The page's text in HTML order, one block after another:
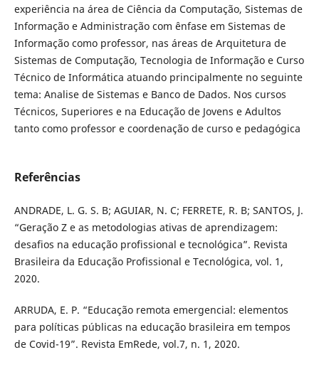
experiência na área de Ciência da Computação, Sistemas de
Informação e Administração com ênfase em Sistemas de
Informação como professor, nas áreas de Arquitetura de
Sistemas de Computação, Tecnologia de Informação e Curso
Técnico de Informática atuando principalmente no seguinte
tema: Analise de Sistemas e Banco de Dados. Nos cursos
Técnicos, Superiores e na Educação de Jovens e Adultos
tanto como professor e coordenação de curso e pedagógica
Referências
ANDRADE, L. G. S. B; AGUIAR, N. C; FERRETE, R. B; SANTOS, J.
“Geração Z e as metodologias ativas de aprendizagem:
desafios na educação profissional e tecnológica”. Revista
Brasileira da Educação Profissional e Tecnológica, vol. 1,
2020.
ARRUDA, E. P. “Educação remota emergencial: elementos
para políticas públicas na educação brasileira em tempos
de Covid-19”. Revista EmRede, vol.7, n. 1, 2020.